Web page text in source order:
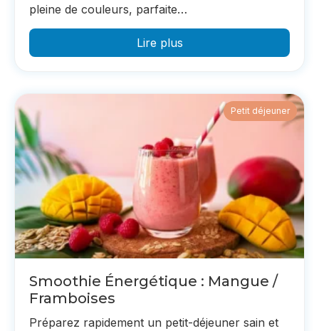
pleine de couleurs, parfaite…
Lire plus
Petit déjeuner
Smoothie Énergétique : Mangue /
Framboises
Préparez rapidement un petit-déjeuner sain et